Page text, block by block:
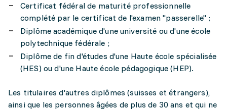
Certificat fédéral de maturité professionnelle
complété par le certificat de l'examen "passerelle" ;
Diplôme académique d'une université ou d'une école
polytechnique fédérale ;
Diplôme de fin d'études d'une Haute école spécialisée
(HES) ou d'une Haute école pédagogique (HEP).
Les titulaires d'autres diplômes (suisses et étrangers),
ainsi que les personnes âgées de plus de 30 ans et qui ne